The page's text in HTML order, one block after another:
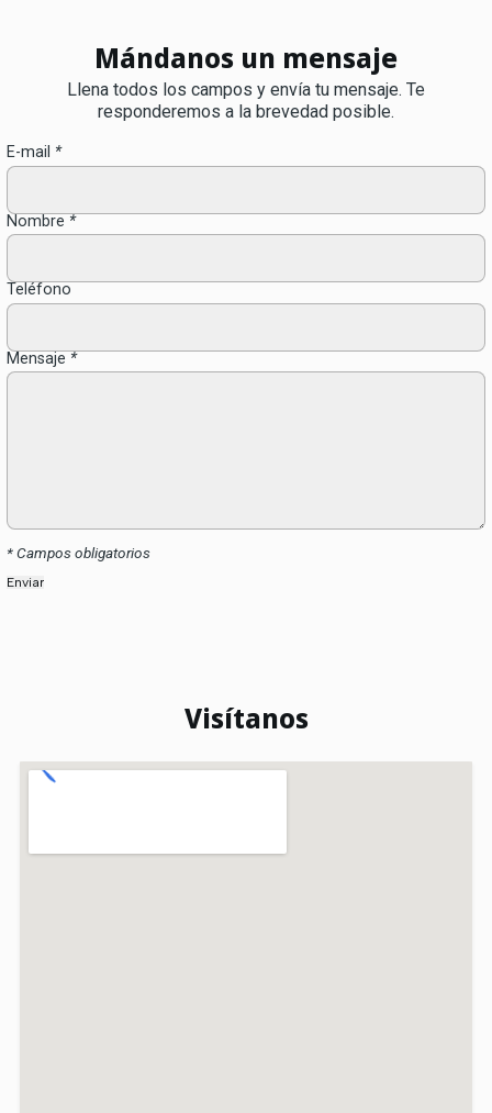
Mándanos un mensaje
Llena todos los campos y envía tu mensaje. Te
responderemos a la brevedad posible.
E-mail *
Nombre *
Teléfono
Mensaje *
* Campos obligatorios
Visítanos